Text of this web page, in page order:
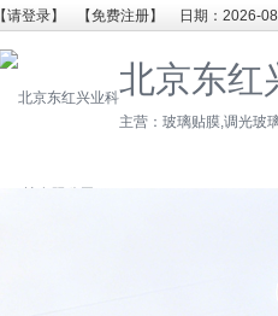
【请登录】 【免费注册】 日期：2026-
北京东红
主营：玻璃贴膜,调光玻